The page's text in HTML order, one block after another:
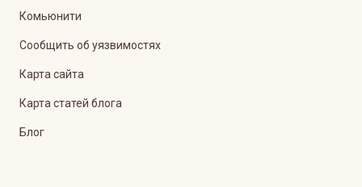
Комьюнити
Сообщить об уязвимостях
Карта сайта
Карта статей блога
Блог